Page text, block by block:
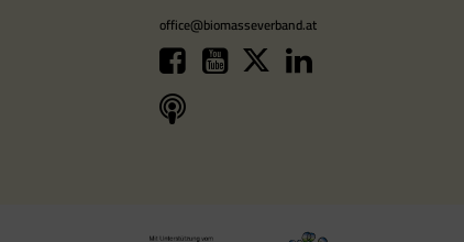
office@biomasseverband.at